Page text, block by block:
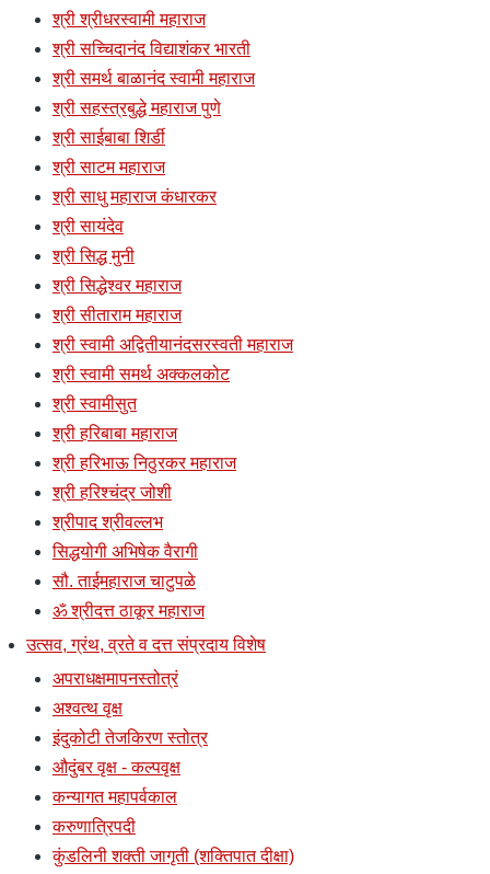
श्री श्रीधरस्वामी महाराज
श्री सच्चिदानंद विद्याशंकर भारती
श्री समर्थ बाळानंद स्वामी महाराज
श्री सहस्त्रबुद्धे महाराज पुणे
श्री साईबाबा शिर्डी
श्री साटम महाराज
श्री साधु महाराज कंधारकर
श्री सायंदेव
श्री सिद्ध मुनी
श्री सिद्धेश्वर महाराज
श्री सीताराम महाराज
श्री स्वामी अद्वितीयानंदसरस्वती महाराज
श्री स्वामी समर्थ अक्कलकोट
श्री स्वामीसुत
श्री हरिबाबा महाराज
श्री हरिभाऊ निठुरकर महाराज
श्री हरिश्चंद्र जोशी
श्रीपाद श्रीवल्लभ
सिद्धयोगी अभिषेक वैरागी
सौ. ताईमहाराज चाटुपळे
ॐ श्रीदत्त ठाकूर महाराज
उत्सव, ग्रंथ, व्रते व दत्त संप्रदाय विशेष
अपराधक्षमापनस्तोत्रं
अश्वत्थ वृक्ष
इंदुकोटी तेजकिरण स्तोत्र
औदुंबर वृक्ष - कल्पवृक्ष
कन्यागत महापर्वकाल
करुणात्रिपदी
कुंडलिनी शक्ती जागृती (शक्तिपात दीक्षा)